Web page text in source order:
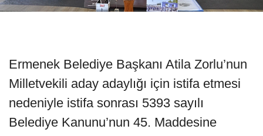
Ermenek Belediye Başkanı Atila Zorlu’nun
Milletvekili aday adaylığı için istifa etmesi
nedeniyle istifa sonrası 5393 sayılı
Belediye Kanunu’nun 45. Maddesine